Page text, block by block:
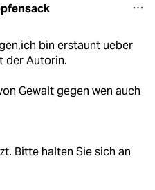
bin erstaunt ueber
der Autorin.
Gewalt gegen wen auch
Bitte halten Sie sich an